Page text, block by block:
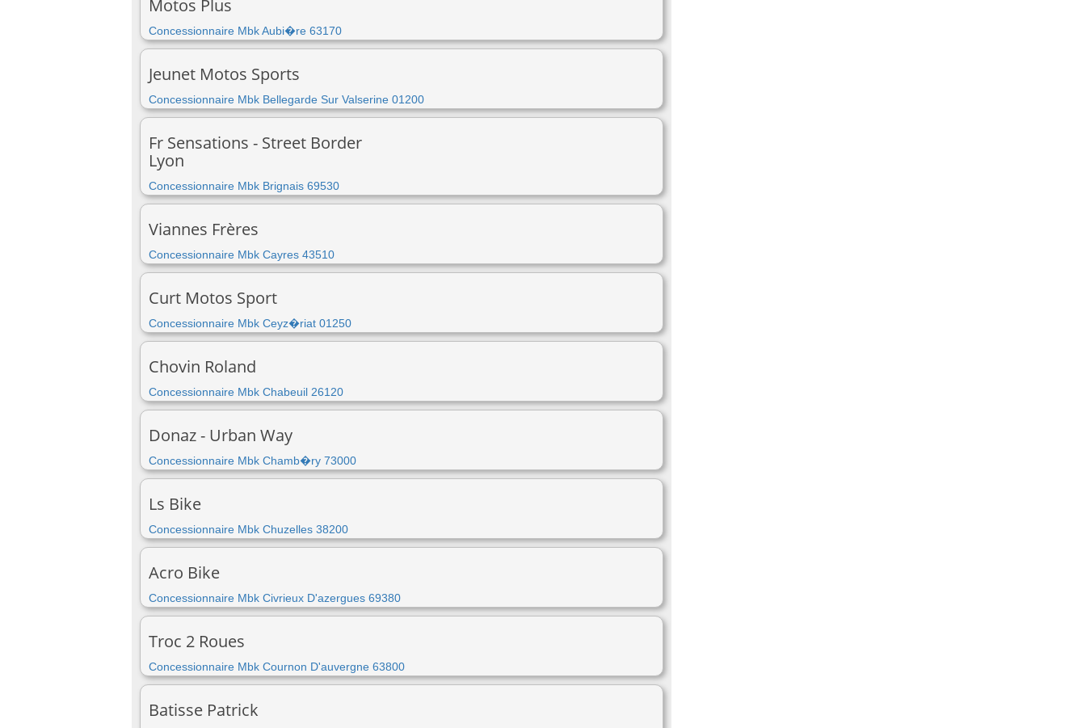
Motos Plus
Concessionnaire Mbk Aubi�re 63170
Jeunet Motos Sports
Concessionnaire Mbk Bellegarde Sur Valserine 01200
Fr Sensations - Street Border
Lyon
Concessionnaire Mbk Brignais 69530
Viannes Frères
Concessionnaire Mbk Cayres 43510
Curt Motos Sport
Concessionnaire Mbk Ceyz�riat 01250
Chovin Roland
Concessionnaire Mbk Chabeuil 26120
Donaz - Urban Way
Concessionnaire Mbk Chamb�ry 73000
Ls Bike
Concessionnaire Mbk Chuzelles 38200
Acro Bike
Concessionnaire Mbk Civrieux D'azergues 69380
Troc 2 Roues
Concessionnaire Mbk Cournon D'auvergne 63800
Batisse Patrick